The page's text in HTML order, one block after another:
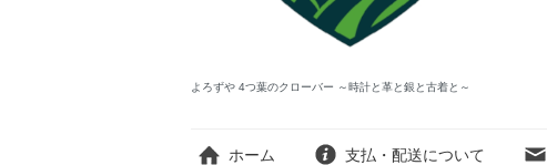
よろずや 4つ葉のクローバー ～時計と革と銀と古着と～
ホーム 支払・配送について